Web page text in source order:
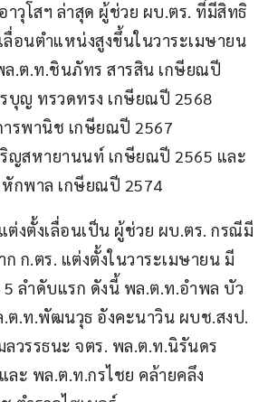
วุโสฯ ล่าสุด ผู้ช่วย ผบ.ตร. ที่มีสิทธิ
อนตำแหน่งสูงขึ้นในวาระเมษายน
ล.ต.ท.ชินภัทร สารสิน เกษียณปี
บุญ ทรวดทรง เกษียณปี 2568
รพานิช เกษียณปี 2567
ญสหายานนท์ เกษียณปี 2565 และ
กพาล เกษียณปี 2574
งตั้งเลื่อนเป็น ผู้ช่วย ผบ.ตร. กรณีมี
ก.ตร. แต่งตั้งในวาระเมษายน มี
5 ลำดับแรก ดังนี้ พล.ต.ท.อำพล บัว
ต.ท.พัฒนวุธ อังคะนาวิน ผบช.สงป.
วรรธนะ จตร. พล.ต.ท.นิรันดร
ะ พล.ต.ท.กรไชย คล้ายคลึง